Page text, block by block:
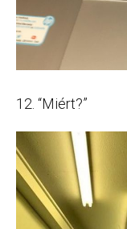
12. “Miért?”